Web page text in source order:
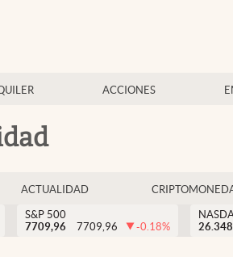
ACCIONES
ACTUALIDAD
S&P 500
7709,96
7709,96 -0.18%